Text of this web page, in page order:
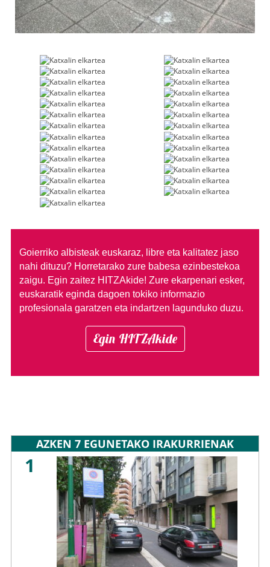
Goierriko albisteak euskaraz, libre eta kalitatez jaso
nahi dituzu? Horretarako zure babesa ezinbestekoa
zaigu. Egin zaitez HITZAkide! Zure ekarpenari esker,
euskaratik eginda dagoen tokiko informazio
profesionala garatzen eta indartzen lagunduko duzu.
Egin HITZAkide
AZKEN 7 EGUNETAKO IRAKURRIENAK
1